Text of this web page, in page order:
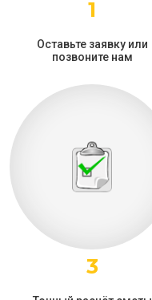
1
Оставьте заявку или
позвоните нам
3